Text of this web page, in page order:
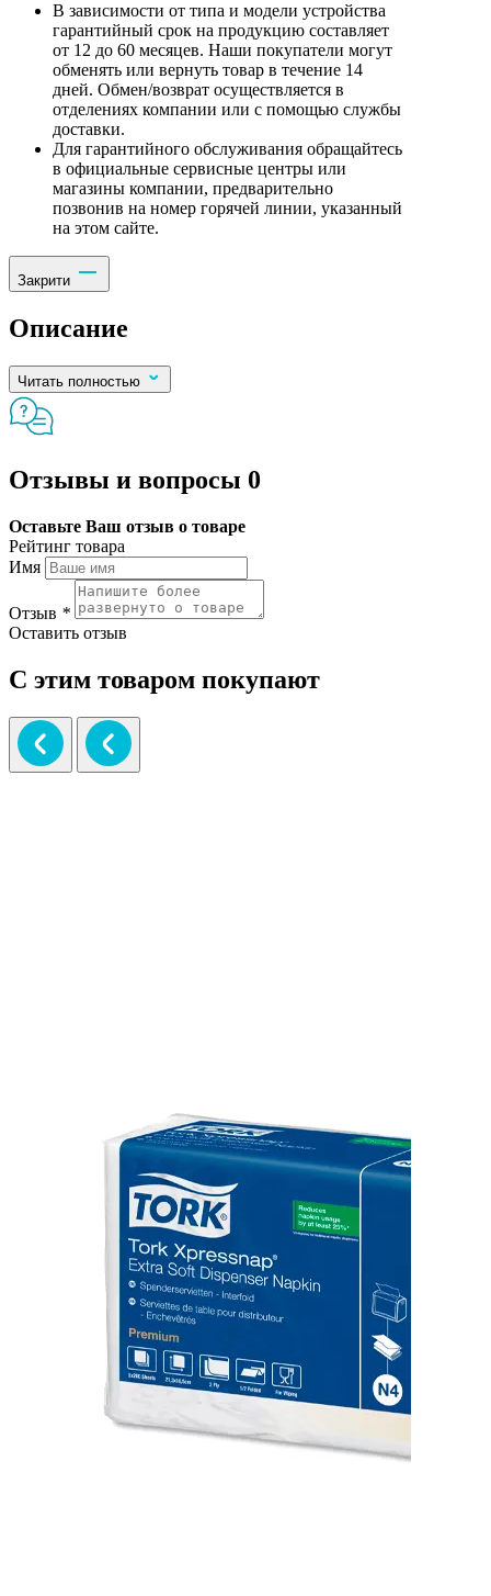
В зависимости от типа и модели устройства
гарантийный срок на продукцию составляет
от 12 до 60 месяцев. Наши покупатели могут
обменять или вернуть товар в течение 14
дней. Обмен/возврат осуществляется в
отделениях компании или с помощью службы
доставки.
Для гарантийного обслуживания обращайтесь
в официальные сервисные центры или
магазины компании, предварительно
позвонив на номер горячей линии, указанный
на этом сайте.
Закрити
Описание
Читать полностью
Отзывы и вопросы 0
Оставьте Ваш отзыв о товаре
Рейтинг товара
Имя
Отзыв *
Оставить отзыв
С этим товаром покупают